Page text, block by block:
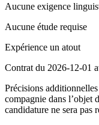
Aucune exigence
Aucune étude requise
Expérience un atout
Contrat du 2026-12-01
Précisions
compagnie dans l’objet
candidature ne sera pas